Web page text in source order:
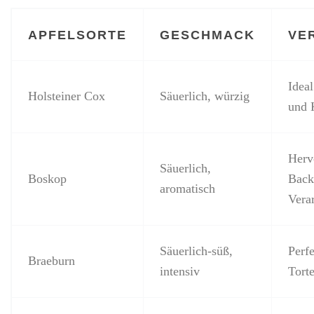
APFELSORTE GESCHMACK
Holsteiner Cox Säuerlich, würzig
und
Boskop
Säuerlich,
aromatisch
Braeburn
Säuerlich-süß,
intensiv